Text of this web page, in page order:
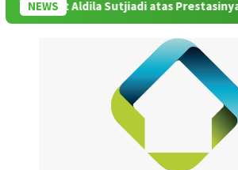
NEWS
Aldila Sutjiadi atas Prestasinya sebagai